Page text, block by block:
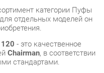
стандартами.
довольны вашим
нашим будущим